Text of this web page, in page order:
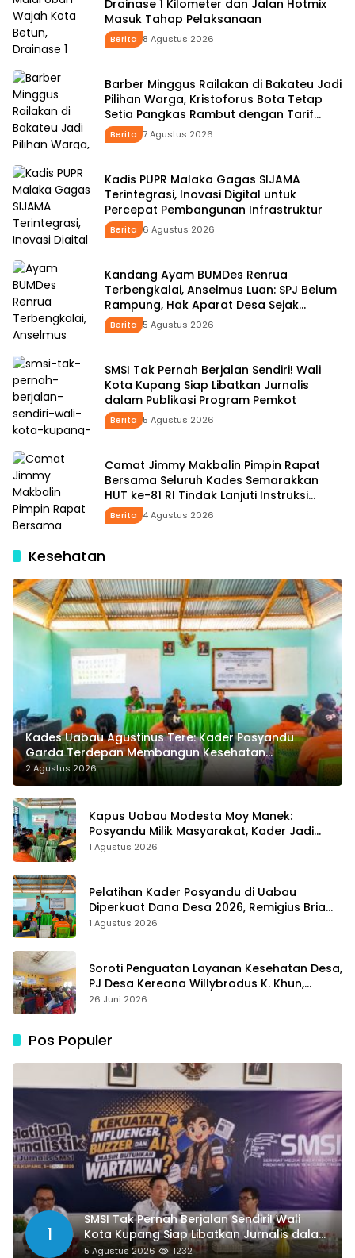
Drainase 1 Kilometer dan Jalan Hotmix
Masuk Tahap Pelaksanaan
Berita 8 Agustus 2026
Barber Minggus Railakan di Bakateu Jadi
Pilihan Warga, Kristoforus Bota Tetap
Setia Pangkas Rambut dengan Tarif
Rp15 Ribu per Kepala
Berita 7 Agustus 2026
Kadis PUPR Malaka Gagas SIJAMA
Terintegrasi, Inovasi Digital untuk
Percepat Pembangunan Infrastruktur
Berita 6 Agustus 2026
Kandang Ayam BUMDes Renrua
Terbengkalai, Anselmus Luan: SPJ Belum
Rampung, Hak Aparat Desa Sejak
Januari Belum Dibayar
Berita 5 Agustus 2026
SMSI Tak Pernah Berjalan Sendiri! Wali
Kota Kupang Siap Libatkan Jurnalis
dalam Publikasi Program Pemkot
Berita 5 Agustus 2026
Camat Jimmy Makbalin Pimpin Rapat
Bersama Seluruh Kades Semarakkan
HUT ke-81 RI Tindak Lanjuti Instruksi
Bupati SBS dan Wabup HMS
Berita 4 Agustus 2026
Kesehatan
Kades Uabau Agustinus Tere: Kader Posyandu
Garda Terdepan Membangun Kesehatan
Masyarakat Desa
2 Agustus 2026
Kapus Uabau Modesta Moy Manek:
Posyandu Milik Masyarakat, Kader Jadi
Ujung Tombak Perangi Stunting
1 Agustus 2026
Pelatihan Kader Posyandu di Uabau
Diperkuat Dana Desa 2026, Remigius Bria
Tekankan Transparansi dengan Libatkan
1 Agustus 2026
Soroti Penguatan Layanan Kesehatan Desa,
PJ Desa Kereana Willybrodus K. Khun,
Dukung Penuh Pelatihan Kader Posyandu
26 Juni 2026
Pos Populer
1
SMSI Tak Pernah Berjalan Sendiri! Wali
Kota Kupang Siap Libatkan Jurnalis dalam
Publikasi Program Pemkot
5 Agustus 2026 1232